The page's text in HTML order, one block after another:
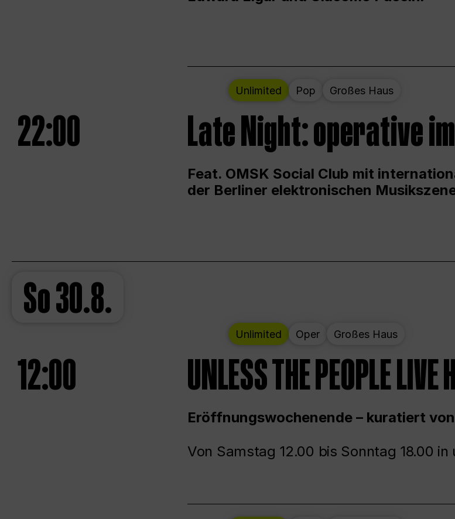
Unlimited Pop Großes Haus
22:00 Late Night: operative
Feat. OMSK Social Club mit
der Berliner elektronischen
So30.8.
Unlimited Oper Großes Haus
12:00 UNLESS THE PEOPLE LIVE
Eröffnungswochenende – kuratiert
Von Samstag 12.00 bis Sonntag 18.00